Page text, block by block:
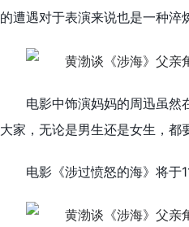
的遭遇对于表演来说也是一种淬
电影中饰演妈妈的周迅虽然
大家，无论是男生还是女生，都
电影《涉过愤怒的海》将于